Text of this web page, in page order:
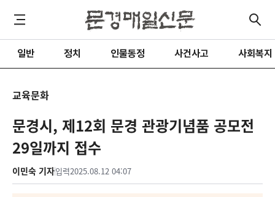
일반 정치 인물동정 사건사고 사회복지
교육문화
문경시, 제12회 문경 관광기념품 공모전
29일까지 접수
이민숙 기자입력2025.08.12 04:07